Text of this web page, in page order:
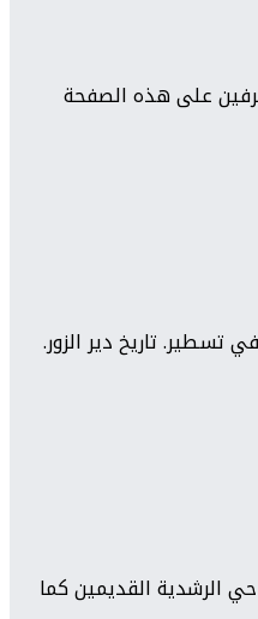
على هذه الصفحة
تسطير. تاريخ دير الزور.
حي الرشدية القديمين كما